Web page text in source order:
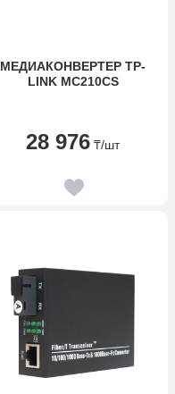
МЕДИАКОНВЕРТЕР TP-
LINK MC210CS
28 976 ₸/шт